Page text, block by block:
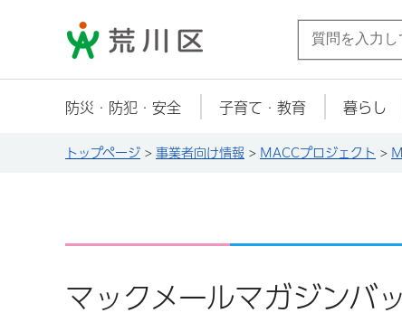
荒川区
防災・防犯・安全 子育て・教育 暮らし
トップページ > 事業者向け情報 > MACCプロジェクト >
マックメールマガジンバ